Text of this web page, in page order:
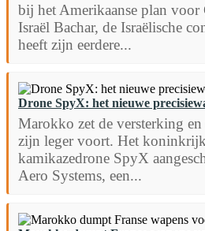
bij het Amerikaanse plan voor
Israël Bachar, de Israëlische
heeft zijn eerdere...
Drone SpyX: het nieuwe
Marokko zet de versterking
zijn leger voort. Het
kamikazedrone SpyX
Aero Systems, een...